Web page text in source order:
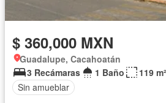
$ 360,000 MXN
Guadalupe, Cacahoatán
3 Recámaras
1 Baño
119 m²
Sin amueblar